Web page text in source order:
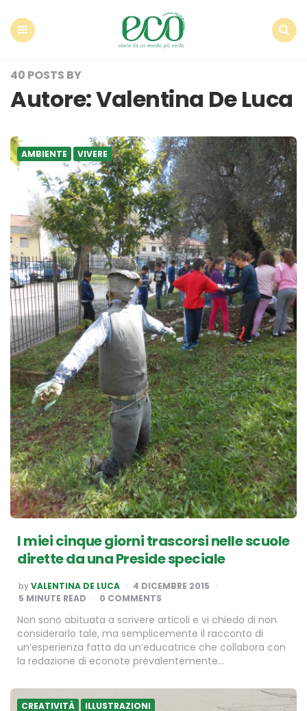
40 POSTS BY
Autore:Valentina De Luca
AMBIENTE VIVERE
I miei cinque giorni trascorsi nelle scuole
dirette da una Preside speciale
POSTED
BY
byVALENTINA DE LUCA
4 DICEMBRE 2015
5 MINUTE READ 0 COMMENTS
Non sono abituata a scrivere articoli e vi chiedo di non
considerarlo tale, ma semplicemente il racconto di
un’esperienza fatta da un’educatrice che collabora con
la redazione di econote prevalentemente…
CREATIVITÀ ILLUSTRAZIONI